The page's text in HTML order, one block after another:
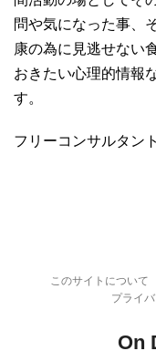
問や気になった事、
康の為に見逃せない
おきたい心理的情報
す。
フリーコンサルタント
このサイトについて
プライ
On